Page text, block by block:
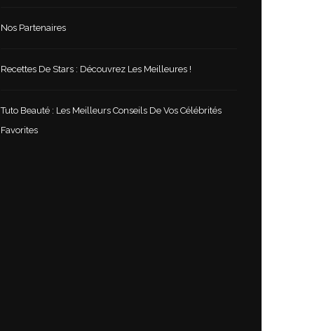
Nos Partenaires
Recettes De Stars : Découvrez Les Meilleures !
Tuto Beauté : Les Meilleurs Conseils De Vos Célébrités
Favorites